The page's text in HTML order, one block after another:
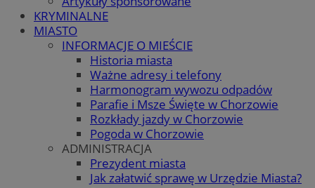
KRYMINALNE
MIASTO
INFORMACJE O MIEŚCIE
Historia miasta
Ważne adresy i telefony
Harmonogram wywozu odpadów
Parafie i Msze Święte w Chorzowie
Rozkłady jazdy w Chorzowie
Pogoda w Chorzowie
ADMINISTRACJA
Prezydent miasta
Jak załatwić sprawę w Urzędzie Miasta?